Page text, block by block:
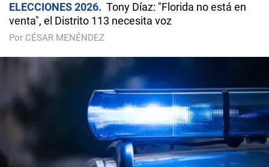
ELECCIONES 2026
Tony Díaz: "Florida no está en
venta", el Distrito 113 necesita voz
Por CÉSAR MENÉNDEZ